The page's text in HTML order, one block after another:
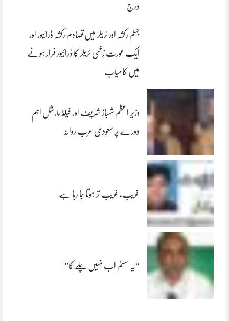
درج
جہلم رکشہ اور ٹریلر میں تصادم رکشہ ڈرائیور اور
ایک عورت زخمی ٹریلر کا ڈرائیور فرار ہونے
میں کامیاب
وزیر اعظم شہباز شریف اور فیلڈ مارشل اہم
دورے پر سعودی عرب روانہ
غریب، غریب تر ہوتا جا رہا ہے
“یہ سسٹم اب نہیں چلے گا”